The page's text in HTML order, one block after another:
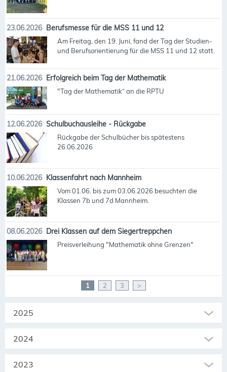
23.06.2026 Berufsmesse für die MSS 11 und 12
Am Freitag, den 19. Juni, fand der Tag der Studien-
und Berufsorientierung für die MSS 11 und 12 statt.
21.06.2026 Erfolgreich beim Tag der Mathematik
"Tag der Mathematik“ an die RPTU
12.06.2026 Schulbuchausleihe - Rückgabe
Rückgabe der Schulbücher bis spätestens
26.06.2026
10.06.2026 Klassenfahrt nach Mannheim
Vom 01.06. bis zum 03.06.2026 besuchten die
Klassen 7b und 7d Mannheim.
08.06.2026 Drei Klassen auf dem Siegertreppchen
Preisverleihung "Mathematik ohne Grenzen"
1 2 3 >
2025
2024
2023